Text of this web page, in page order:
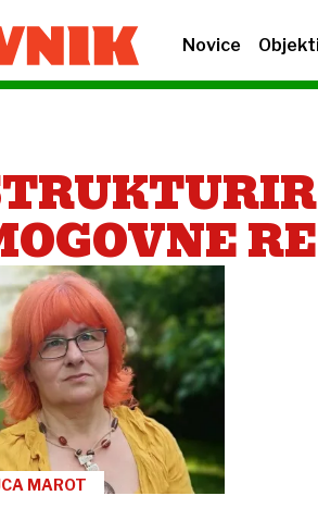
Novice
MAROT